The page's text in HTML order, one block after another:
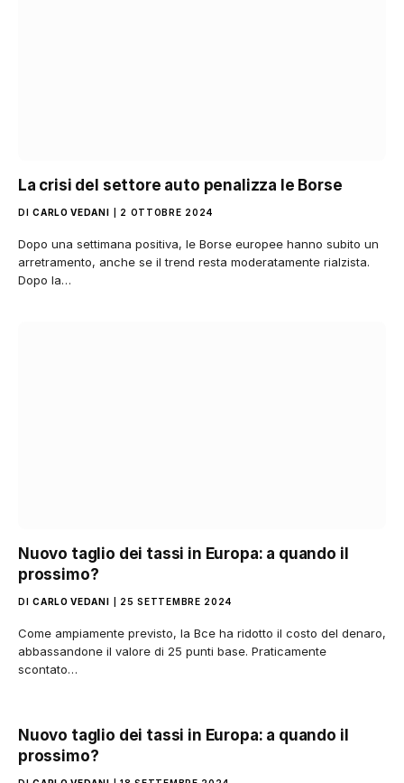
La crisi del settore auto penalizza le Borse
DI CARLO VEDANI 2 OTTOBRE 2024
Dopo una settimana positiva, le Borse europee hanno subito un
arretramento, anche se il trend resta moderatamente rialzista.
Dopo la…
Nuovo taglio dei tassi in Europa: a quando il
prossimo?
DI CARLO VEDANI 25 SETTEMBRE 2024
Come ampiamente previsto, la Bce ha ridotto il costo del denaro,
abbassandone il valore di 25 punti base. Praticamente
scontato…
Nuovo taglio dei tassi in Europa: a quando il
prossimo?